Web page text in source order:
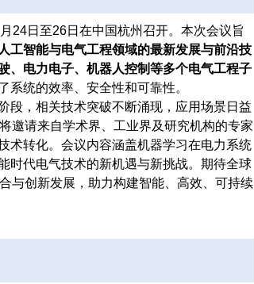
24日至26日在中国杭州召开。本次会议旨
工智能与电气工程领域的最新发展与前沿技
、电力电子、机器人控制等多个电气工程子
系统的效率、安全性和可靠性。
段，相关技术突破不断涌现，应用场景日益
邀请来自学术界、工业界及研究机构的专家
术转化。会议内容涵盖机器学习在电力系统
时代电气技术的新机遇与新挑战。期待全球
与创新发展，助力构建智能、高效、可持续